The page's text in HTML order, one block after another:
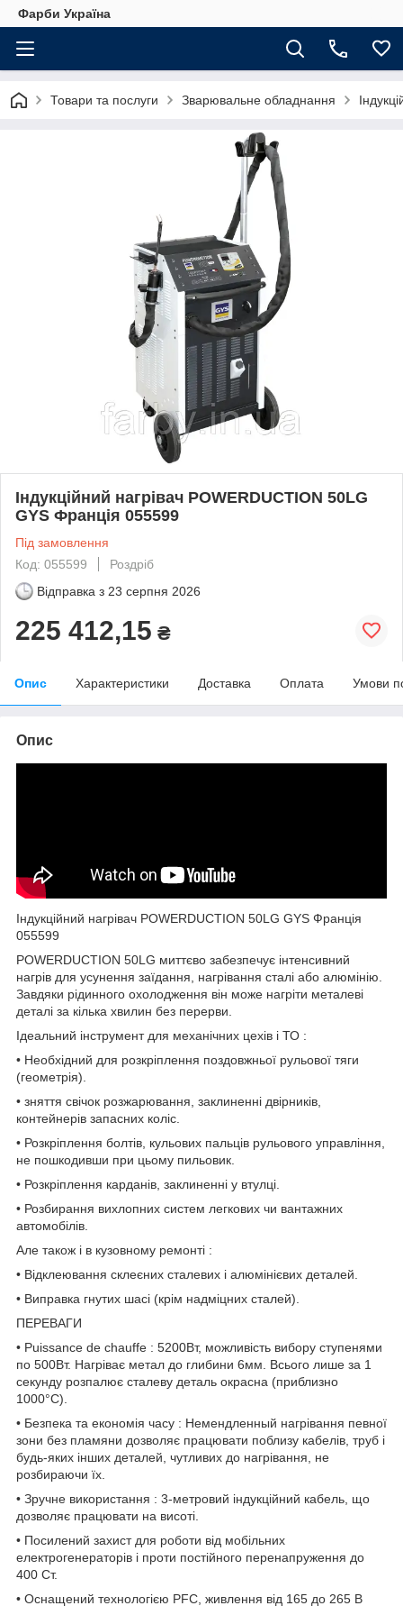
Фарби Україна
Товари та послуги Зварювальне обладнання
Індукційний нагрівач POWERDUCTION 50LG
GYS Франція 055599
Під замовлення
Код: 055599
Роздріб
Відправка з 23 серпня 2026
225 412,15 ₴
Опис Характеристики Доставка Оплата Умови
Опис
Індукційний нагрівач POWERDUCTION 50LG GYS Франція
055599
POWERDUCTION 50LG миттєво забезпечує інтенсивний
нагрів для усунення заїдання, нагрівання сталі або алюмінію.
Завдяки рідинного охолодження він може нагріти металеві
деталі за кілька хвилин без перерви.
Ідеальний інструмент для механічних цехів і ТО :
• Необхідний для розкріплення поздовжньої рульової тяги
(геометрія).
• зняття свічок розжарювання, заклиненні двірників,
контейнерів запасних коліс.
• Розкріплення болтів, кульових пальців рульового управління,
не пошкодивши при цьому пильовик.
• Розкріплення карданів, заклиненні у втулці.
• Розбирання вихлопних систем легкових чи вантажних
автомобілів.
Але також і в кузовному ремонті :
• Відклеювання склеєних сталевих і алюмінієвих деталей.
• Виправка гнутих шасі (крім надміцних сталей).
ПЕРЕВАГИ
• Puissance de chauffe : 5200Вт, можливість вибору ступенями
по 500Вт. Нагріває метал до глибини 6мм. Всього лише за 1
секунду розпалює сталеву деталь окрасна (приблизно
1000°C).
• Безпека та економія часу : Немендленный нагрівання певної
зони без пламяни дозволяє працювати поблизу кабелів, труб і
будь-яких інших деталей, чутливих до нагрівання, не
розбираючи їх.
• Зручне використання : 3-метровий індукційний кабель, що
дозволяє працювати на висоті.
• Посилений захист для роботи від мобільних
електрогенераторів і проти постійного перенапруження до
400 Ст.
• Оснащений технологією PFC, живлення від 165 до 265 В